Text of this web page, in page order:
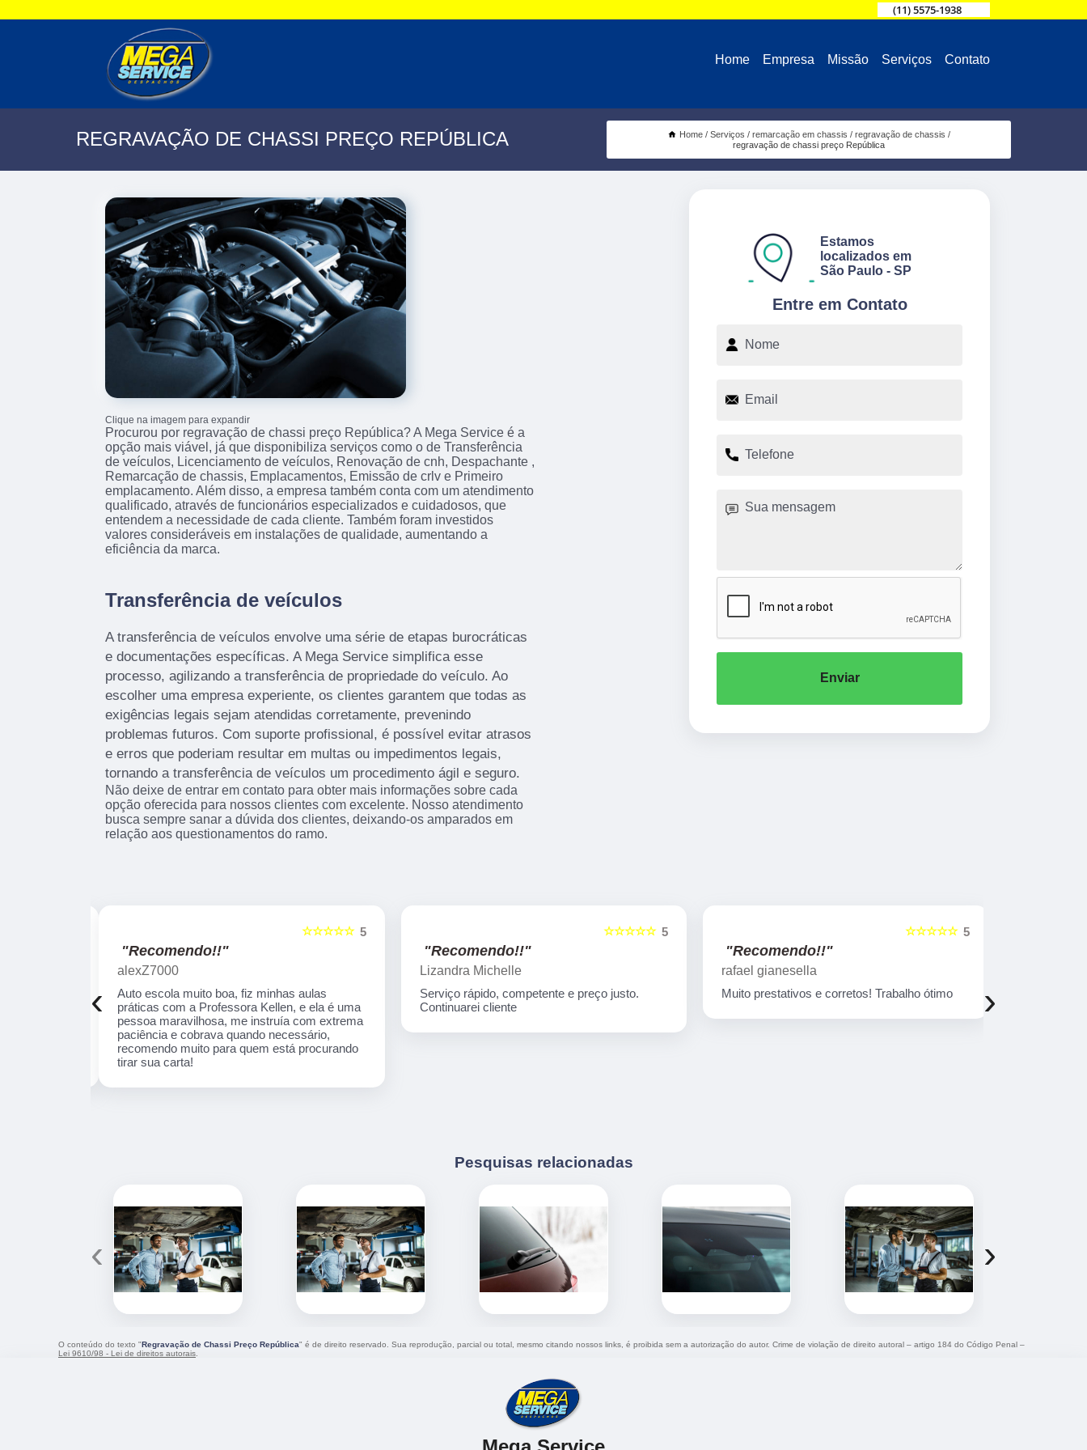
(11) 5575-1938
Home Empresa Missão Serviços Contato
REGRAVAÇÃO DE CHASSI PREÇO REPÚBLICA Home Serviços remarcação em chassis
regravação de chassis
regravação de chassi preço República
Clique na imagem para expandir
Procurou por regravação de chassi preço República? A Mega Service é a
opção mais viável, já que disponibiliza serviços como o de Transferência
de veículos, Licenciamento de veículos, Renovação de cnh, Despachante ,
Remarcação de chassis, Emplacamentos, Emissão de crlv e Primeiro
emplacamento. Além disso, a empresa também conta com um atendimento
qualificado, através de funcionários especializados e cuidadosos, que
entendem a necessidade de cada cliente. Também foram investidos
valores consideráveis em instalações de qualidade, aumentando a
eficiência da marca.
Transferência de veículos
A transferência de veículos envolve uma série de etapas burocráticas
e documentações específicas. A Mega Service simplifica esse
processo, agilizando a transferência de propriedade do veículo. Ao
escolher uma empresa experiente, os clientes garantem que todas as
exigências legais sejam atendidas corretamente, prevenindo
problemas futuros. Com suporte profissional, é possível evitar atrasos
e erros que poderiam resultar em multas ou impedimentos legais,
tornando a transferência de veículos um procedimento ágil e seguro.
Não deixe de entrar em contato para obter mais informações sobre cada
opção oferecida para nossos clientes com excelente. Nosso atendimento
busca sempre sanar a dúvida dos clientes, deixando-os amparados em
relação aos questionamentos do ramo.
Entre em Contato
Estamos
localizados em
São Paulo - SP
Enviar
5
☆☆☆☆☆
"Recomendo!!"
alexZ7000
Auto escola muito boa, fiz minhas aulas
práticas com a Professora Kellen, e ela é uma
pessoa maravilhosa, me instruía com extrema
paciência e cobrava quando necessário,
recomendo muito para quem está procurando
tirar sua carta!
5
☆☆☆☆☆
"Recomendo!!"
Lizandra Michelle
Serviço rápido, competente e preço justo.
Continuarei cliente
5
☆☆☆☆☆
"Recomendo!!"
rafael gianesella
Muito prestativos e corretos! Trabalho ótimo
‹ ›
Pesquisas relacionadas
‹ ›
O conteúdo do texto "Regravação de Chassi Preço República" é de direito reservado. Sua reprodução, parcial ou total, mesmo citando nossos links, é proibida sem a autorização do autor. Crime de violação de direito autoral – artigo 184 do Código Penal –
Lei 9610/98 - Lei de direitos autorais